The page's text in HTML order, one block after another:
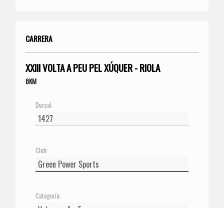
CARRERA
XXIII VOLTA A PEU PEL XÚQUER - RIOLA
8KM
Dorsal:
Club:
Categoría: